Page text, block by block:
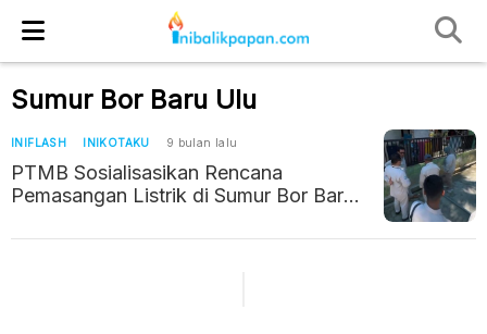
Sumur Bor Baru Ulu
INIFLASH INIKOTAKU 9 bulan lalu
PTMB Sosialisasikan Rencana
Pemasangan Listrik di Sumur Bor Baru